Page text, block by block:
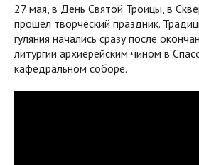
27 мая, в День Святой Троицы, в
прошел творческий праздник.
гуляния начались сразу после
литургии архиерейским чином в
кафедральном соборе.